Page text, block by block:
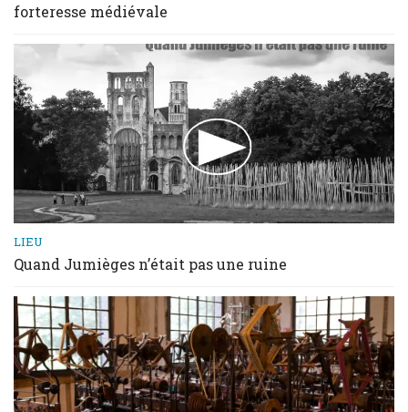
forteresse médiévale
LIEU
Quand Jumièges n’était pas une ruine